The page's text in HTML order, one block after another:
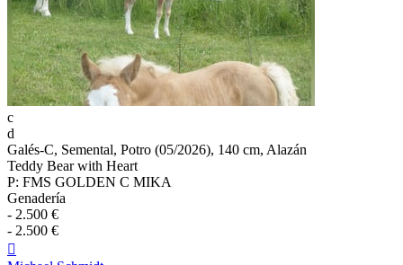
c
d
Galés-C, Semental, Potro (05/2026), 140 cm, Alazán
Teddy Bear with Heart
P: FMS GOLDEN C MIKA
Genadería
- 2.500 €
- 2.500 €
